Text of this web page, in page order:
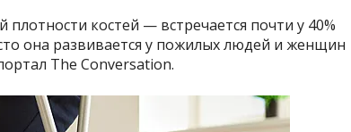
костей — встречается почти у 40%
она развивается у пожилых людей и женщин
The Conversation.